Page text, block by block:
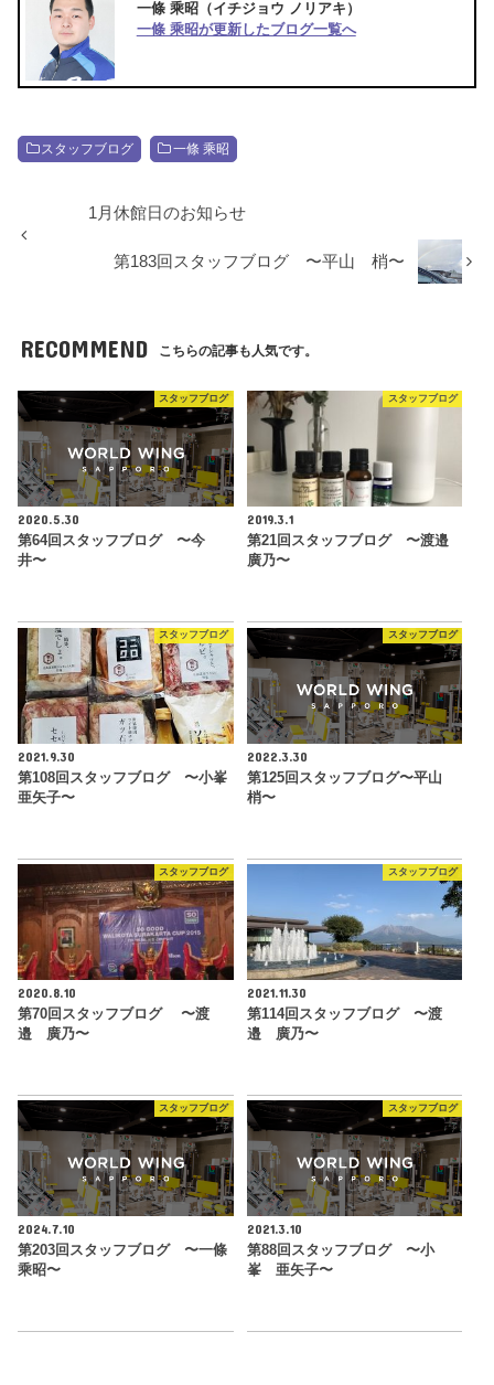
一條 乘昭（イチジョウ ノリアキ）
一條 乘昭が更新したブログ一覧へ
スタッフブログ 一條 乘昭
1月休館日のお知らせ
第183回スタッフブログ 〜平山 梢〜
RECOMMEND こちらの記事も人気です。
スタッフブログ
2020.5.30
第64回スタッフブログ 〜今
井〜
スタッフブログ
2019.3.1
第21回スタッフブログ 〜渡邉
廣乃〜
スタッフブログ
2021.9.30
第108回スタッフブログ 〜小峯
亜矢子〜
スタッフブログ
2022.3.30
第125回スタッフブログ〜平山
梢〜
スタッフブログ
2020.8.10
第70回スタッフブログ 〜渡
邉 廣乃〜
スタッフブログ
2021.11.30
第114回スタッフブログ 〜渡
邉 廣乃〜
スタッフブログ
2024.7.10
第203回スタッフブログ 〜一條
乘昭〜
スタッフブログ
2021.3.10
第88回スタッフブログ 〜小
峯 亜矢子〜